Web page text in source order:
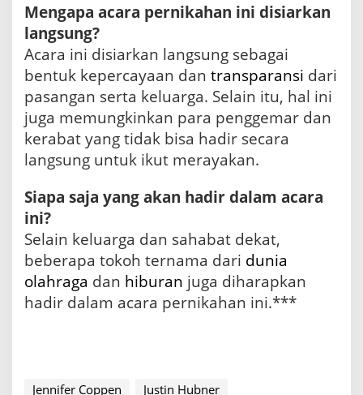
Mengapa acara pernikahan ini disiarkan
langsung?
Acara ini disiarkan langsung sebagai
bentuk kepercayaan dan transparansi dari
pasangan serta keluarga. Selain itu, hal ini
juga memungkinkan para penggemar dan
kerabat yang tidak bisa hadir secara
langsung untuk ikut merayakan.
Siapa saja yang akan hadir dalam acara
ini?
Selain keluarga dan sahabat dekat,
beberapa tokoh ternama dari dunia
olahraga dan hiburan juga diharapkan
hadir dalam acara pernikahan ini.***
Jennifer Coppen Justin Hubner